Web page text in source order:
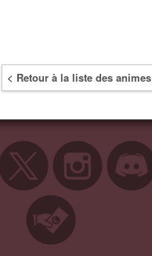
< Retour à la liste des animes